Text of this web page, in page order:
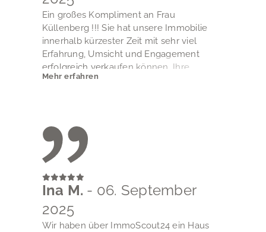
Ein großes Kompliment an Frau
Küllenberg !!! Sie hat unsere Immobilie
innerhalb kürzester Zeit mit sehr viel
Erfahrung, Umsicht und Engagement
erfolgreich verkaufen können. Ihre
Professionalität war für uns nicht zuletzt an
Interesse zielführend sorgte.
Für den großen persönlichen Einsatz, mit
dem sie uns von der Vermarktung bis über
die Verkaufsabwicklung hinaus beraten
und betreut hat, möchten wir ihr
ausdrücklich danken.
Mehr erfahren
Ina M. - 06. September
2025
Wir haben über ImmoScout24 ein Haus